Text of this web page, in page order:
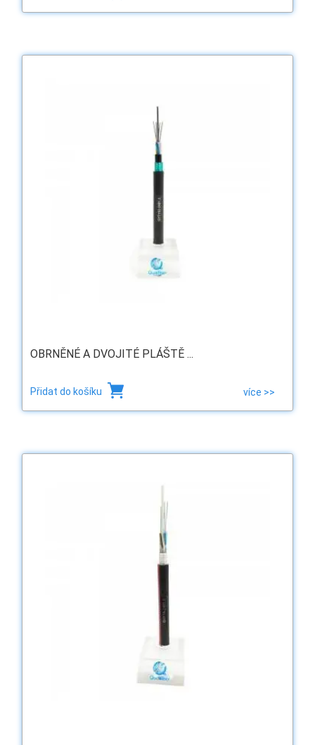
OBRNĚNÉ A DVOJITÉ PLÁŠTĚ ...
Přidat do košíku více >>